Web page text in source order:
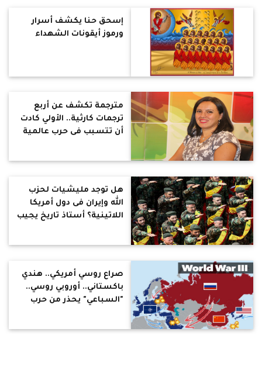
إسحق حنا يكشف أسرار
ورموز أيقونات الشهداء
مترجمة تكشف عن أربع
ترجمات كارثية.. الأولي كادت
أن تتسبب فى حرب عالمية
والرابعة شجرة معرفة الخير
والشر ليست شجرة تفاح
هل توجد مليشيات لحزب
الله وإيران فى دول أمريكا
اللاتينية؟ أستاذ تاريخ يجيب
صراع روسي أمريكي.. هندي
باكستاني.. أوروبي روسي..
"السباعي" يحذر من حرب